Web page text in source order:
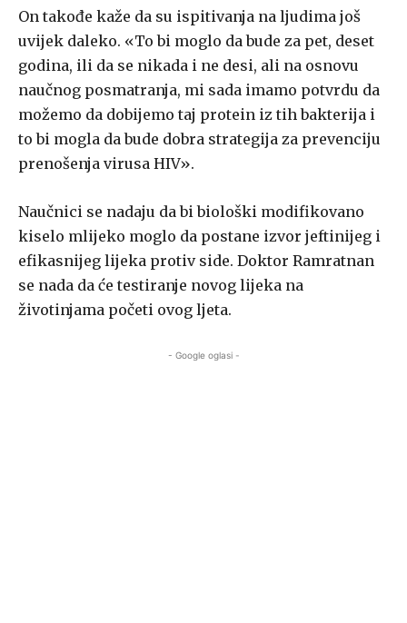
On takođe kaže da su ispitivanja na ljudima još
uvijek daleko. «To bi moglo da bude za pet, deset
godina, ili da se nikada i ne desi, ali na osnovu
naučnog posmatranja, mi sada imamo potvrdu da
možemo da dobijemo taj protein iz tih bakterija i
to bi mogla da bude dobra strategija za prevenciju
prenošenja virusa HIV».
Naučnici se nadaju da bi biološki modifikovano
kiselo mlijeko moglo da postane izvor jeftinijeg i
efikasnijeg lijeka protiv side. Doktor Ramratnan
se nada da će testiranje novog lijeka na
životinjama početi ovog ljeta.
- Google oglasi -